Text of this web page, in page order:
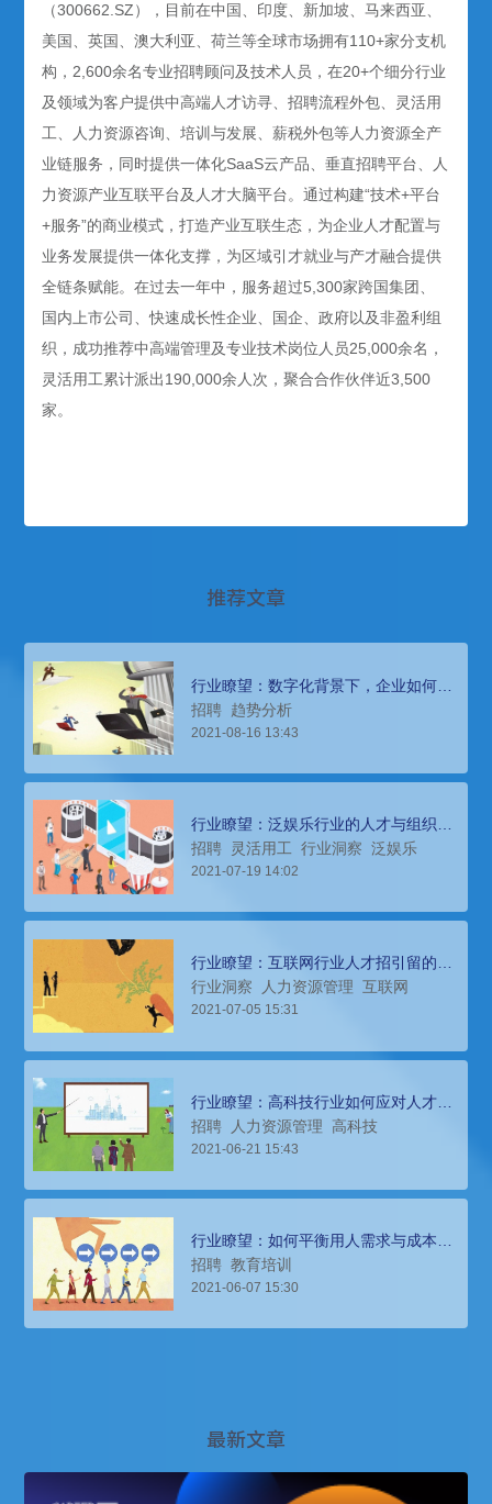
（300662.SZ），目前在中国、印度、新加坡、马来西亚、
美国、英国、澳大利亚、荷兰等全球市场拥有110+家分支机
构，2,600余名专业招聘顾问及技术人员，在20+个细分行业
及领域为客户提供中高端人才访寻、招聘流程外包、灵活用
工、人力资源咨询、培训与发展、薪税外包等人力资源全产
业链服务，同时提供一体化SaaS云产品、垂直招聘平台、人
力资源产业互联平台及人才大脑平台。通过构建“技术+平台
+服务”的商业模式，打造产业互联生态，为企业人才配置与
业务发展提供一体化支撑，为区域引才就业与产才融合提供
全链条赋能。在过去一年中，服务超过5,300家跨国集团、
国内上市公司、快速成长性企业、国企、政府以及非盈利组
织，成功推荐中高端管理及专业技术岗位人员25,000余名，
灵活用工累计派出190,000余人次，聚合合作伙伴近3,500
家。
推荐文章
行业瞭望：数字化背景下，企业如何高
效打造人才供应链
招聘 趋势分析
2021-08-16 13:43
行业瞭望：泛娱乐行业的人才与组织生
态，唯有进化拥抱变化（上）
招聘 灵活用工 行业洞察 泛娱乐
2021-07-19 14:02
行业瞭望：互联网行业人才招引留的有
力武器——非物质激励
行业洞察 人力资源管理 互联网
2021-07-05 15:31
行业瞭望：高科技行业如何应对人才与
组织发展挑战
招聘 人力资源管理 高科技
2021-06-21 15:43
行业瞭望：如何平衡用人需求与成本的
矛盾？
招聘 教育培训
2021-06-07 15:30
最新文章